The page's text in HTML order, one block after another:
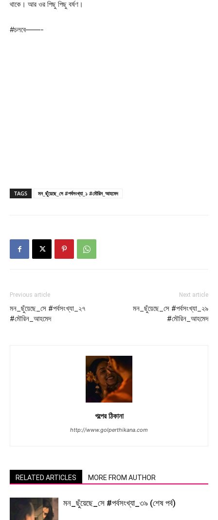
থাকে। আর ওর পিছু পিছু বর্ষণ।
#চলবে——-
TAGS মন_ছুঁয়েছে_সে #পর্বসংখ্যা_১ #মৌরিন_আহমেদ
Previous article
মন_ছুঁয়েছে_সে #পর্বসংখ্যা_২৭
#মৌরিন_আহমেদ
Next article
মন_ছুঁয়েছে_সে #পর্বসংখ্যা_২৯
#মৌরিন_আহমেদ
গল্পের ঠিকানা
http://www.golperthikana.com
RELATED ARTICLES MORE FROM AUTHOR
মন_ছুঁয়েছে_সে #পর্বসংখ্যা_৩৯ (শেষ পর্ব)